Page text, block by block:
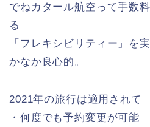
でねカタール航空って手数
る
「フレキシビリティー」を
かなか良心的。
2021年の旅行は適用されて
・何度でも予約変更が可能